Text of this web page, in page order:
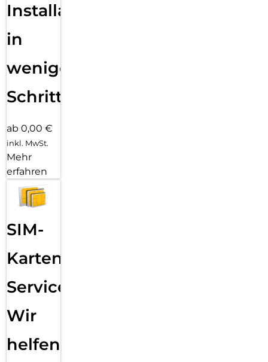
Installation
in
wenigen
Schritten
ab 0,00 €
inkl. MwSt.
Mehr
erfahren
SIM-
Karten
Service:
Wir
helfen